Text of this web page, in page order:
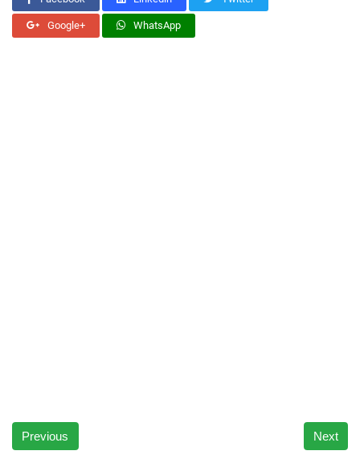
Google+ WhatsApp
Previous Next